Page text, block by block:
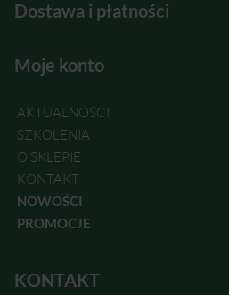
Dostawa i płatności
Moje konto
AKTUALNOŚCI
SZKOLENIA
O SKLEPIE
KONTAKT
NOWOŚCI
PROMOCJE
KONTAKT